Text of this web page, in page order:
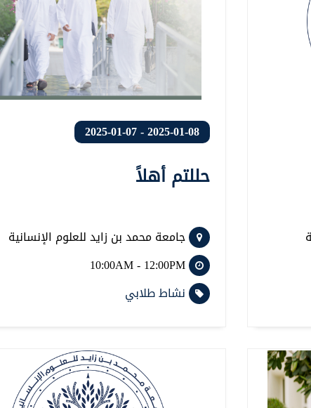
2025-01-08 - 2025-01-07
حللتم أهلاً
جامعة محمد بن زايد للعلوم الإنسانية
10:00AM - 12:00PM
نشاط طلابي